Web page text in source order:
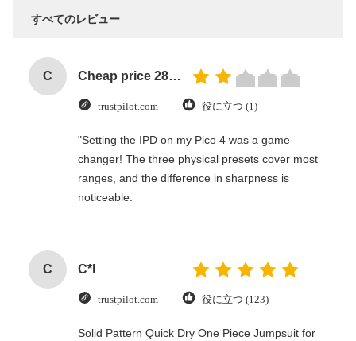
すべてのレビュー
C Cheap price 28mm Aluminium Curtain Rod 1.2mm thickness with plastic final
trustpilot.com 役に立つ (1)
"Setting the IPD on my Pico 4 was a game-
changer! The three physical presets cover most
ranges, and the difference in sharpness is
noticeable.
C C*l
trustpilot.com 役に立つ (123)
Solid Pattern Quick Dry One Piece Jumpsuit for